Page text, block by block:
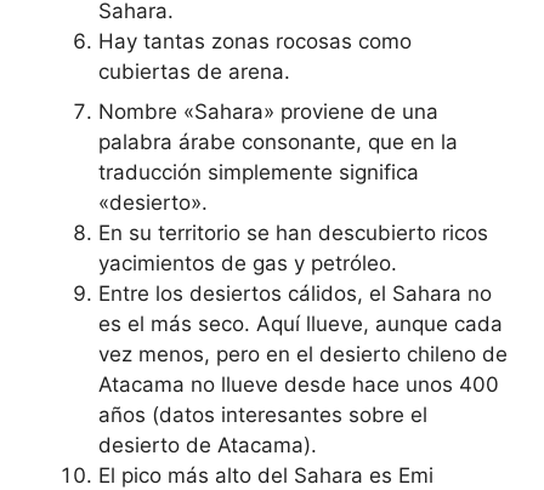
Sahara.
Hay tantas zonas rocosas como
cubiertas de arena.
Nombre «Sahara» proviene de una
palabra árabe consonante, que en la
traducción simplemente significa
«desierto».
En su territorio se han descubierto ricos
yacimientos de gas y petróleo.
Entre los desiertos cálidos, el Sahara no
es el más seco. Aquí llueve, aunque cada
vez menos, pero en el desierto chileno de
Atacama no llueve desde hace unos 400
años (datos interesantes sobre el
desierto de Atacama).
El pico más alto del Sahara es Emi